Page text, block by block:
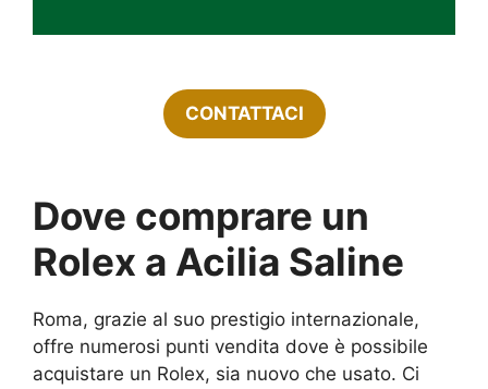
CONTATTACI
Dove comprare un
Rolex a Acilia Saline
Roma, grazie al suo prestigio internazionale,
offre numerosi punti vendita dove è possibile
acquistare un Rolex, sia nuovo che usato. Ci